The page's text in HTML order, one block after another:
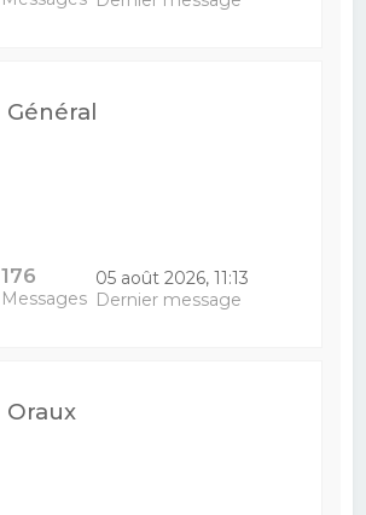
Général
176
Messages
05 août 2026, 11:13
Dernier message
Oraux